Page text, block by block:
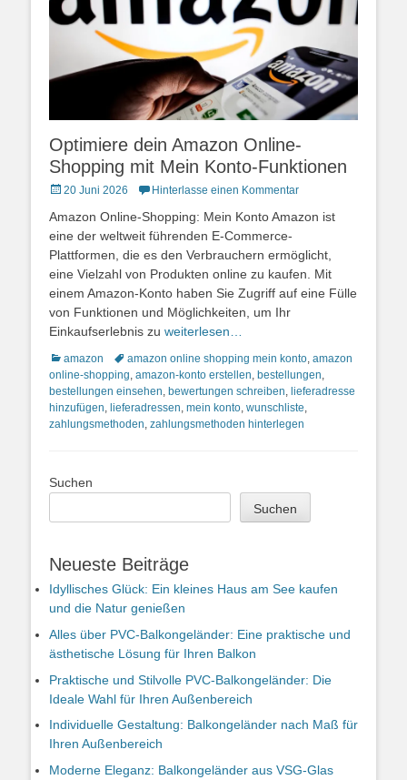
Optimiere dein Amazon Online-
Shopping mit Mein Konto-Funktionen
Posted
20 Juni 2026 Hinterlasse einen Kommentar
Amazon Online-Shopping: Mein Konto Amazon ist
eine der weltweit führenden E-Commerce-
Plattformen, die es den Verbrauchern ermöglicht,
eine Vielzahl von Produkten online zu kaufen. Mit
einem Amazon-Konto haben Sie Zugriff auf eine Fülle
von Funktionen und Möglichkeiten, um Ihr
Einkaufserlebnis zu weiterlesen…
Kategorien
amazon Schlagworte
amazon online shopping mein konto, amazon
online-shopping, amazon-konto erstellen, bestellungen,
bestellungen einsehen, bewertungen schreiben, lieferadresse
hinzufügen, lieferadressen, mein konto, wunschliste,
zahlungsmethoden, zahlungsmethoden hinterlegen
Suchen
Suchen
Neueste Beiträge
Idyllisches Glück: Ein kleines Haus am See kaufen
und die Natur genießen
Alles über PVC-Balkongeländer: Eine praktische und
ästhetische Lösung für Ihren Balkon
Praktische und Stilvolle PVC-Balkongeländer: Die
Ideale Wahl für Ihren Außenbereich
Individuelle Gestaltung: Balkongeländer nach Maß für
Ihren Außenbereich
Moderne Eleganz: Balkongeländer aus VSG-Glas